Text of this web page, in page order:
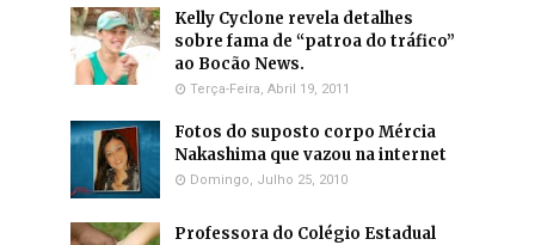
Kelly Cyclone revela detalhes
sobre fama de “patroa do tráfico”
ao Bocão News.
Terça-Feira, Abril 19, 2011
Fotos do suposto corpo Mércia
Nakashima que vazou na internet
Domingo, Julho 25, 2010
Professora do Colégio Estadual